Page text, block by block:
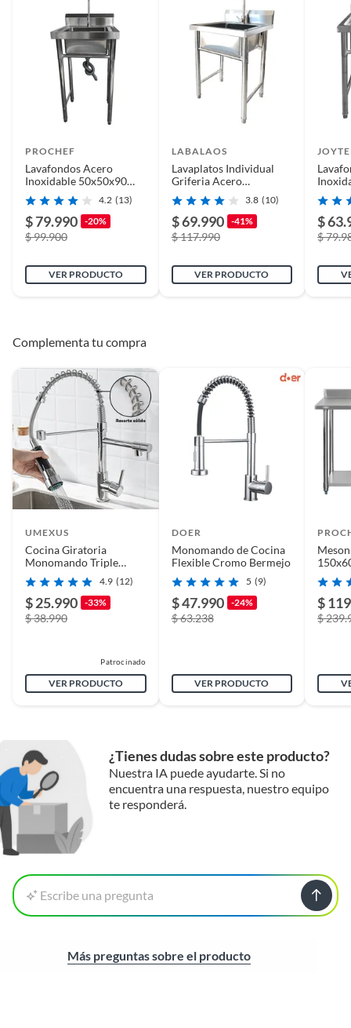
Número de cubetas
Cantidad de agujeros
Cantidad de cajones 1
Espesor de la
estructura
Peso del producto
Material del
lavaplatos
Acero inoxidable
Color de la estructura Acero inoxidable
Tipo de instalación Simple
Espesor
Colección
Capacidad
55×50×80cm
PROCHEF
Lavafondos Acero
Inoxidable 50x50x90
cm. Con Grifería4.2 (13)
$ 79.990 -20%
$ 99.900
VER PRODUCTO
LABALAOS
Lavaplatos Individual
Griferia Acero
Inoxidable Plateado
3.8 (10)
$ 69.990 -41%
$ 117.990
VER PRODUCTO
$
$
Complementa tu compra
UMEXUS
Cocina Giratoria
Monomando Triple
Lavaplatos Flexible
Plateado+ 2 Tubos 60cm
4.9 (12)
$ 25.990 -33%
$ 38.990
Patrocinado
VER PRODUCTO
DOER
Monomando de Cocina
Flexible Cromo Bermejo
5 (9)
$ 47.990 -24%
$ 63.238
VER PRODUCTO
$
$
¿Tienes dudas sobre este producto?
Nuestra IA puede ayudarte. Si no
encuentra una respuesta, nuestro equipo
te responderá.
Escribe una pregunta
Más preguntas sobre el producto